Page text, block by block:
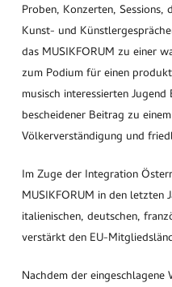
Proben, Konzerten,
Kunst- und
das MUSIKFORUM zu einer
zum Podium für einen
musisch interessierten
bescheidener Beitrag zu
Völkerverständigung und
Im Zuge der Integration
MUSIKFORUM in den letzten
italienischen, deutschen,
verstärkt den EU-
Nachdem der